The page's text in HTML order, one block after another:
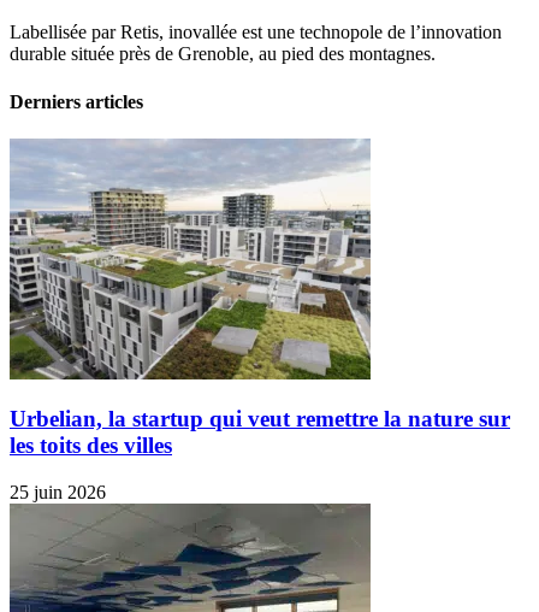
Labellisée par Retis, inovallée est une technopole de l’innovation
durable située près de Grenoble, au pied des montagnes.
Derniers articles
Urbelian, la startup qui veut remettre la nature sur
les toits des villes
25 juin 2026